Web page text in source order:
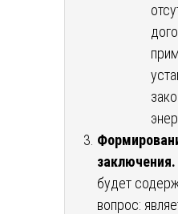
заключения.
будет
вопрос: